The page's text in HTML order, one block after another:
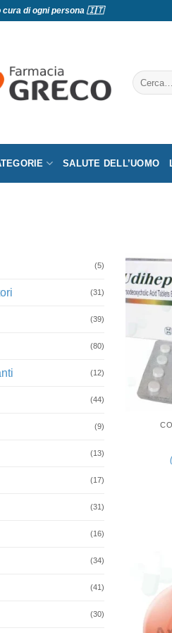
di ogni persona 🇮🇹
Cerca:
SALUTE DELL’UOMO
(5)
(31)
(39)
(80)
(12)
(44)
(9)
(13)
(17)
(31)
(16)
(34)
(41)
(30)
+
(